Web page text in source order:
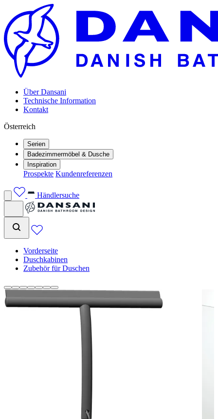
Über Dansani
Technische Information
Kontakt
Österreich
Serien
Badezimmermöbel & Dusche
Inspiration
Prospekte Kundenreferenzen
Händlersuche
Vorderseite
Duschkabinen
Zubehör für Duschen